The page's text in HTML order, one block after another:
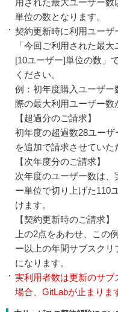
用された最大ユーザー数
単位の数となります。
契約更新時に利用ユー
「今回ご利用された最
[10ユーザー]単位の数」
ください。
例：初年度購入ユーザー
際の最大利用ユーザー数
【超過分のご請求】
初年度の超過数28ユー
を追加で請求させていた
【次年度分のご請求】
次年度のユーザー数は
ー単位で切り上げた110
けます。
【契約更新時のご請求】
上の2点をあわせ、この
ー以上の年間サブスクリ
になります。
実利用者数は更新のサ
場合、GitLabが止まりま